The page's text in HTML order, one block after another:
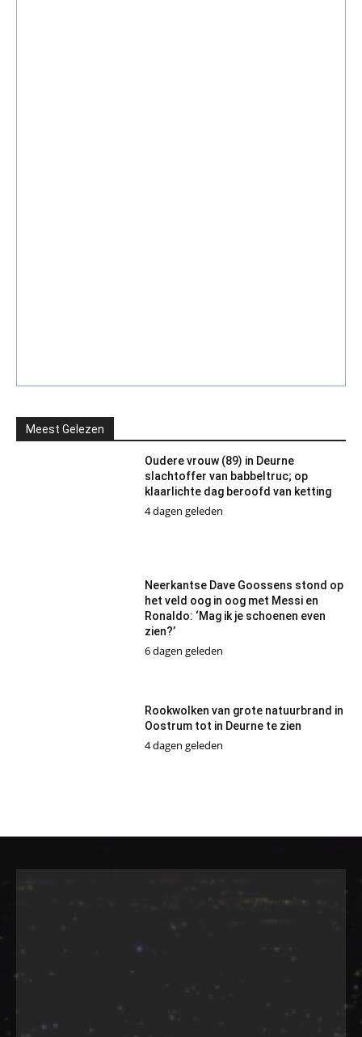
Meest Gelezen
Oudere vrouw (89) in Deurne
slachtoffer van babbeltruc; op
klaarlichte dag beroofd van ketting
4 dagen geleden
Neerkantse Dave Goossens stond op
het veld oog in oog met Messi en
Ronaldo: ‘Mag ik je schoenen even
zien?’
6 dagen geleden
Rookwolken van grote natuurbrand in
Oostrum tot in Deurne te zien
4 dagen geleden